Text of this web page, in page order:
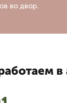
во двор.
в